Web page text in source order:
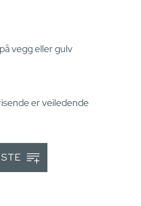
vegg eller gulv
er veiledende